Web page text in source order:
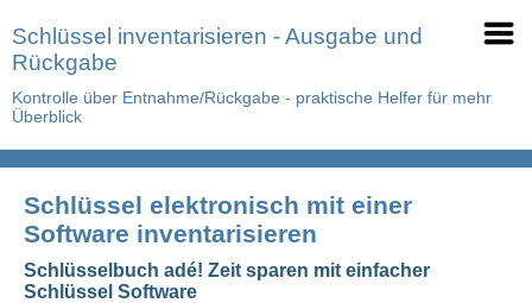
Schlüssel inventarisieren - Ausgabe und
Rückgabe
Kontrolle über Entnahme/Rückgabe - praktische Helfer für mehr
Überblick
Schlüssel elektronisch mit einer
Software inventarisieren
Schlüsselbuch adé! Zeit sparen mit einfacher
Schlüssel Software